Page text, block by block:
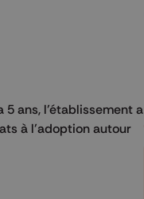
ans, l’établissement a
à l’adoption autour